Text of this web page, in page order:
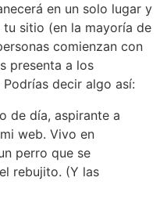
en un solo lugar y
sitio (en la mayoría de
comienzan con
presenta a los
decir algo así:
de día, aspirante a
web. Vivo en
perro que se
rebujito. (Y las